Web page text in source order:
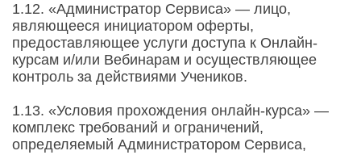
1.12. «Администратор Сервиса» — лицо,
являющееся инициатором оферты,
предоставляющее услуги доступа к Онлайн-
курсам и/или Вебинарам и осуществляющее
контроль за действиями Учеников.
1.13. «Условия прохождения онлайн-курса» —
комплекс требований и ограничений,
определяемый Администратором Сервиса,